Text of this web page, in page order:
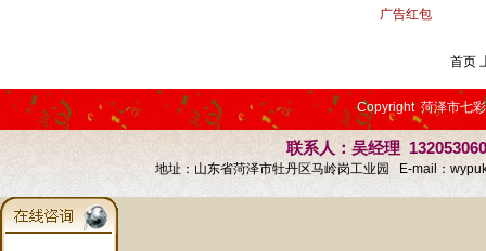
广告红包
首页
Copyright 菏泽市七
联系人：吴经理
地址：山东省菏泽市牡丹区马岭岗工业园 E-mail：